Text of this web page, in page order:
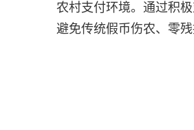
农村支付环境。通过积
避免传统假币伤农、零